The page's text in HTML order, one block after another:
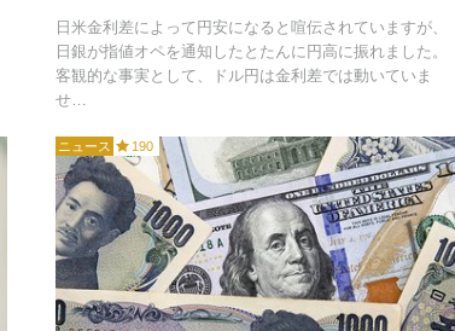
日米金利差によって円安になると喧伝されていますが、
日銀が指値オペを通知したとたんに円高に振れました。
客観的な事実として、ドル円は金利差では動いていま
せ…
ニュース 190